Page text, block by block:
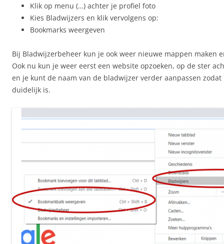
Klik op menu (…) achter je profiel foto
Kies Bladwijzers en klik vervolgens op:
Bookmarks weergeven
Bij Bladwijzerbeheer kun je ook weer nieuwe mappen maken
Ook nu kun je weer eerst een website opzoeken, op de ster
en je kunt de naam van de bladwijzer verder aanpassen
duidelijk is.